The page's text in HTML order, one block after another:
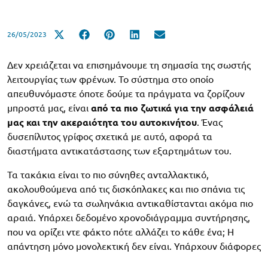
26/05/2023
Δεν χρειάζεται να επισημάνουμε τη σημασία της σωστής
λειτουργίας των φρένων. Το σύστημα στο οποίο
απευθυνόμαστε όποτε δούμε τα πράγματα να ζορίζουν
μπροστά μας, είναι από τα πιο ζωτικά για την ασφάλειά
μας και την ακεραιότητα του αυτοκινήτου. Ένας
δυσεπίλυτος γρίφος σχετικά με αυτό, αφορά τα
διαστήματα αντικατάστασης των εξαρτημάτων του.
Τα τακάκια είναι το πιο σύνηθες ανταλλακτικό,
ακολουθούμενα από τις δισκόπλακες και πιο σπάνια τις
δαγκάνες, ενώ τα σωληνάκια αντικαθίστανται ακόμα πιο
αραιά. Υπάρχει δεδομένο χρονοδιάγραμμα συντήρησης,
που να ορίζει ντε φάκτο πότε αλλάζει το κάθε ένα; Η
απάντηση μόνο μονολεκτική δεν είναι. Υπάρχουν διάφορες